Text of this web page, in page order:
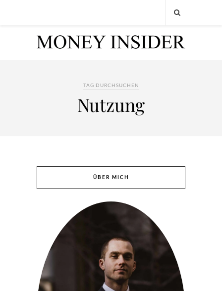
TAG DURCHSUCHEN
Nutzung
ÜBER MICH